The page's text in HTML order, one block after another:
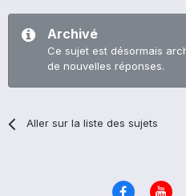
Archivé
Ce sujet est désormais
de nouvelles réponses.
Aller sur la liste des sujets